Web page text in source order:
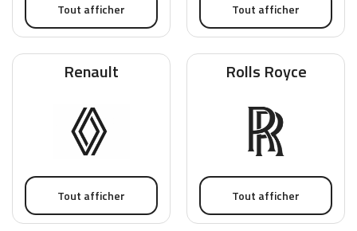
Tout afficher Tout afficher
Renault
Tout afficher
Rolls Royce
Tout afficher